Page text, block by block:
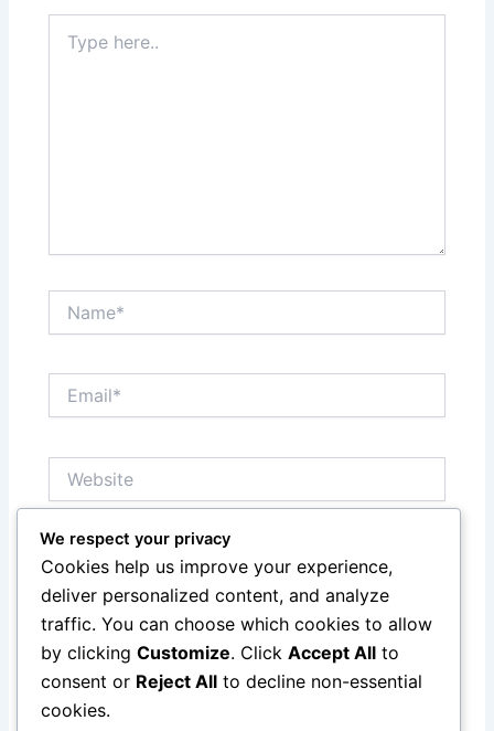
here..
Save my name, email, and website in this browser
for the next time I comment.
We respect your privacy
Cookies help us improve your experience,
deliver personalized content, and analyze
traffic. You can choose which cookies to allow
by clicking Customize. Click Accept All to
consent or Reject All to decline non-essential
cookies.